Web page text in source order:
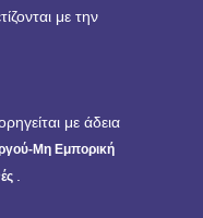
με την
με άδεια
Μη Εμπορική